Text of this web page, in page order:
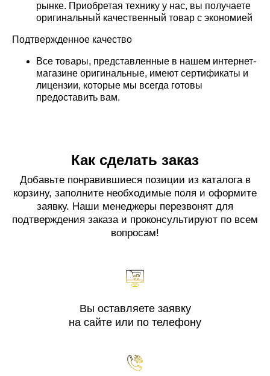
рынке. Приобретая технику у нас, вы получаете
оригинальный качественный товар с экономией
Подтвержденное качество
Все товары, представленные в нашем интернет-
магазине оригинальные, имеют сертификаты и
лицензии, которые мы всегда готовы
предоставить вам.
Как сделать заказ
Добавьте понравившиеся позиции из каталога в
корзину, заполните необходимые поля и оформите
заявку. Наши менеджеры перезвонят для
подтверждения заказа и проконсультируют по всем
вопросам!
Вы оставляете заявку
на сайте или по телефону